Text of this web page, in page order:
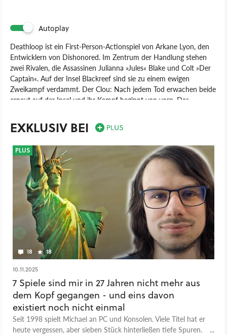
Autoplay
Deathloop ist ein First-Person-Actionspiel von Arkane Lyon, den
Entwicklern von Dishonored. Im Zentrum der Handlung stehen
zwei Rivalen, die Assassinen Julianna »Jules« Blake und Colt »Der
Captain«. Auf der Insel Blackreef sind sie zu einem ewigen
Zweikampf verdammt. Der Clou: Nach jedem Tod erwachen beide
erneut auf der Insel und ihr Kampf beginnt von vorn. Das
um die Aufgaben zu lösen. Neben herkömmlichen Waffen spielen
auch magische Fähigkeiten wieder eine Rolle.
PC Spiel PlayStation
Arkane Studios
Deathloop
Ego-Shooter PlayStation 5
EXKLUSIV BEI
18 18
PLUS
10.11.2025
7 Spiele sind mir in 27 Jahren nicht mehr aus
dem Kopf gegangen - und eins davon
existiert noch nicht einmal
Seit 1998 spielt Michael an PC und Konsolen. Viele Titel hat er
heute vergessen, aber sieben Stück hinterließen tiefe Spuren.